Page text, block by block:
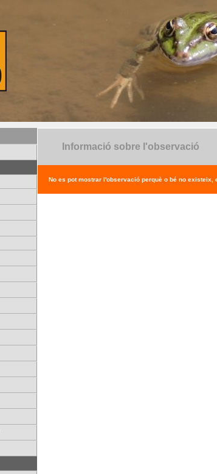
Informació sobre l'observació
No es pot mostrar l'observació perquè o bé no